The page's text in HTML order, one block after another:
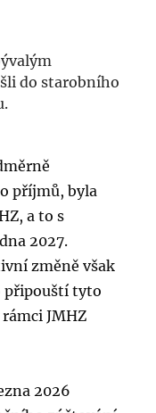
do starobního
příjmů, byla
a to s
2027.
změně však
připouští tyto
JMHZ
2026